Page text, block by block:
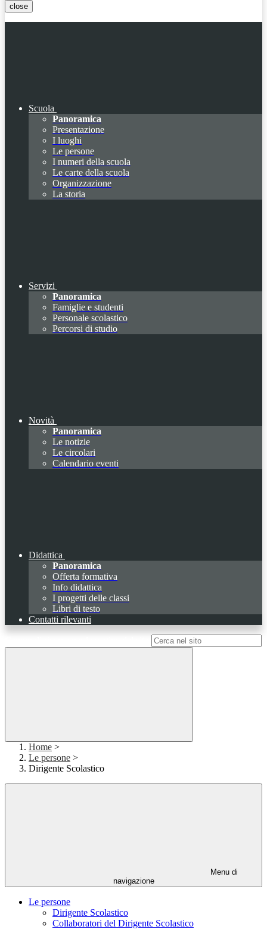
close
Scuola
Panoramica
Presentazione
I luoghi
Le persone
I numeri della scuola
Le carte della scuola
Organizzazione
La storia
Servizi
Panoramica
Famiglie e studenti
Personale scolastico
Percorsi di studio
Novità
Panoramica
Le notizie
Le circolari
Calendario eventi
Didattica
Panoramica
Offerta formativa
Info didattica
I progetti delle classi
Libri di testo
Contatti rilevanti
Home >
Le persone >
Dirigente Scolastico
Menu di
navigazione
Le persone
Dirigente Scolastico
Collaboratori del Dirigente Scolastico